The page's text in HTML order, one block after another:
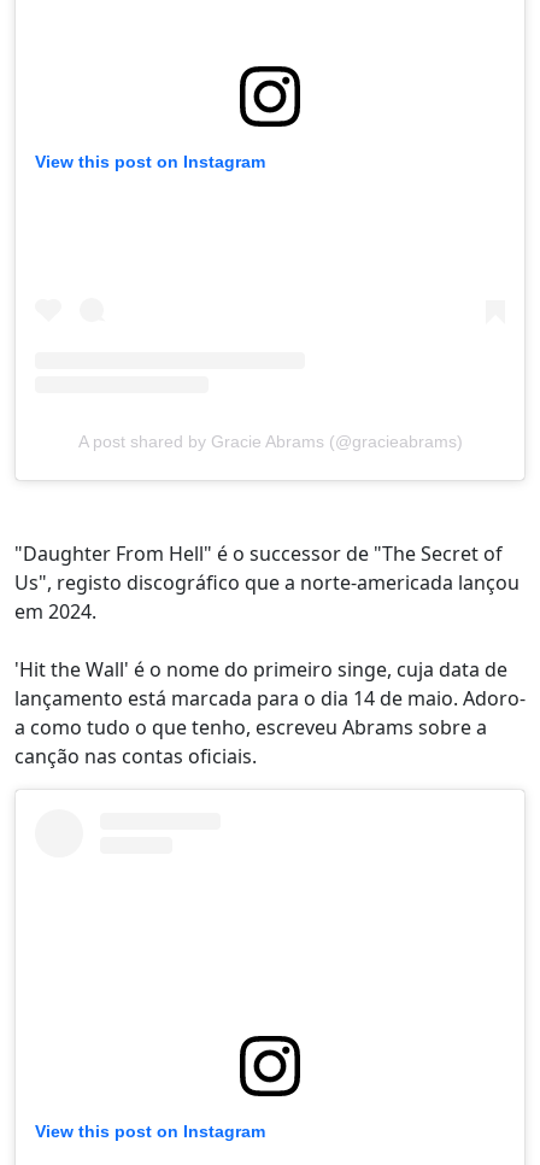
View this post on Instagram
A post shared by Gracie Abrams (@gracieabrams)
"Daughter From Hell" é o successor de "The Secret of
Us", registo discográfico que a norte-americada lançou
em 2024.
'Hit the Wall' é o nome do primeiro singe, cuja data de
lançamento está marcada para o dia 14 de maio. Adoro-
a como tudo o que tenho, escreveu Abrams sobre a
canção nas contas oficiais.
View this post on Instagram